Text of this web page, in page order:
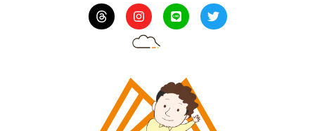
I
n
s
t
r
a
m
L
i
n
T
w
i